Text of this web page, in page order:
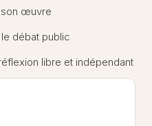
son œuvre
débat public
libre et indépendant